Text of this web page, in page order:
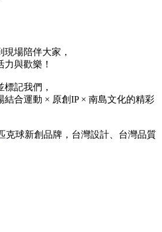
場陪伴大家，
與歡樂！
記我們，
合運動 × 原創IP × 南島文化的精彩
克球新創品牌，台灣設計、台灣品質